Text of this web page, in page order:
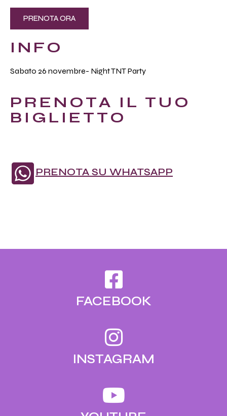
PRENOTA ORA
INFO
Sabato 26 novembre- Night TNT Party
PRENOTA IL TUO
BIGLIETTO
PRENOTA SU WHATSAPP
FACEBOOK
INSTAGRAM